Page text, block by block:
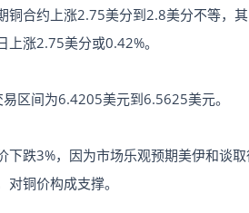
合约上涨2.75美分到2.8美分不等，
上涨2.75美分或0.42%。
间为6.4205美元到6.5625美元。
跌3%，因为市场乐观预期美伊和谈取
铜价构成支撑。